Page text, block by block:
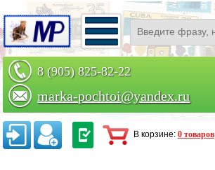
8 (905) 825-82-22
marka-pochtoi@yandex.ru
Заказать по телефону
В корзине: 0 товаров